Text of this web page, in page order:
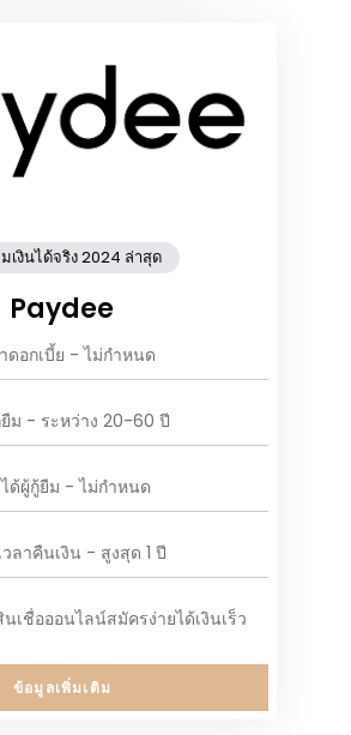
เงินได้จริง 2024 ล่าสุด
Paydee
ดอกเบี้ย - ไม่กำหนด
ยืม - ระหว่าง 20-60 ปี
ด้ผู้กู้ยืม - ไม่กำหนด
วลาคืนเงิน - สูงสุด 1 ปี
เชื่อออนไลน์สมัครง่ายได้เงินเร็ว
ข้อมูลเพิ่มเติม